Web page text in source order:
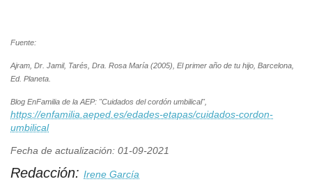
Fuente:
Ajram, Dr. Jamil, Tarés, Dra. Rosa María (2005), El primer año de tu hijo, Barcelona,
Ed. Planeta.
Blog EnFamilia de la AEP: "Cuidados del cordón umbilical",
https://enfamilia.aeped.es/edades-etapas/cuidados-cordon-
umbilical
Fecha de actualización: 01-09-2021
Redacción: Irene García